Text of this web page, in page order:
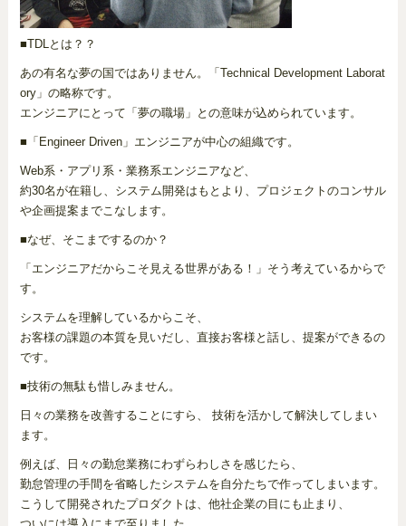
■TDLとは？？
あの有名な夢の国ではありません。「Technical Development Laborat
ory」の略称です。
エンジニアにとって「夢の職場」との意味が込められています。
■「Engineer Driven」エンジニアが中心の組織です。
Web系・アプリ系・業務系エンジニアなど、
約30名が在籍し、システム開発はもとより、プロジェクトのコンサル
や企画提案までこなします。
■なぜ、そこまでするのか？
「エンジニアだからこそ見える世界がある！」そう考えているからで
す。
システムを理解しているからこそ、
お客様の課題の本質を見いだし、直接お客様と話し、提案ができるの
です。
■技術の無駄も惜しみません。
日々の業務を改善することにすら、 技術を活かして解決してしまい
ます。
例えば、日々の勤怠業務にわずらわしさを感じたら、
勤怠管理の手間を省略したシステムを自分たちで作ってしまいます。
こうして開発されたプロダクトは、他社企業の目にも止まり、